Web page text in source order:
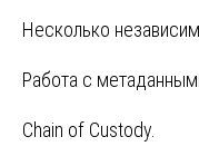
Несколько
Работа с
Chain of Custody.